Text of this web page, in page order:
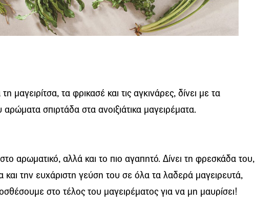
μαγειρίτσα, τα φρικασέ και τις αγκινάρες, δίνει με τα
αρώματα σπιρτάδα στα ανοιξιάτικα μαγειρέματα.
αρωματικό, αλλά και το πιο αγαπητό. Δίνει τη φρεσκάδα του,
και την ευχάριστη γεύση του σε όλα τα λαδερά μαγειρευτά,
στο τέλος του μαγειρέματος για να μη μαυρίσει!